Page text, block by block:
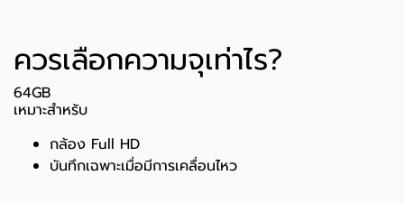
ควรเลือกความจุเท่าไร?
64GB
เหมาะสำหรับ
กล้อง Full HD
บันทึกเฉพาะเมื่อมีการเคลื่อนไหว